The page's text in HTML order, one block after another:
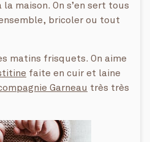
maison. On s’en sert tous
bricoler ou tout
matins frisquets. On aime
faite en cuir et laine
Garneau très très